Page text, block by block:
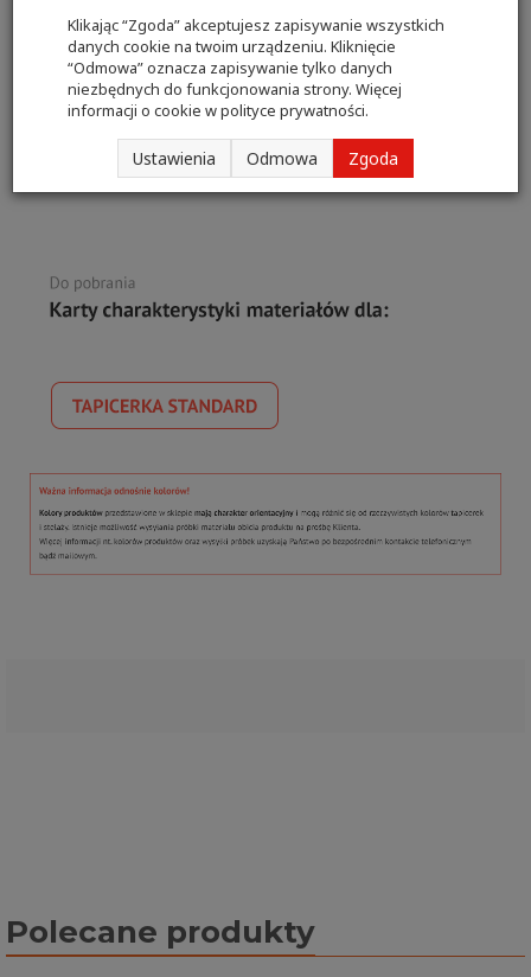
są do wykonywania ćwiczeń oraz zabiegów
rehabilitacyjnych mających na celu leczenie lub
łagodzenie chorób, urazów w sposób efektywny.
Półwałki wykonane są pianki poliuretanowej pokrytej
wysokiej jakości materiałem skóropodobnym.
Polecane produkty
Klikając “Zgoda” akceptujesz zapisywanie wszystkich
danych cookie na twoim urządzeniu. Kliknięcie
“Odmowa” oznacza zapisywanie tylko danych
niezbędnych do funkcjonowania strony. Więcej
informacji o cookie wpolityce prywatności.
Ustawienia Odmowa Zgoda